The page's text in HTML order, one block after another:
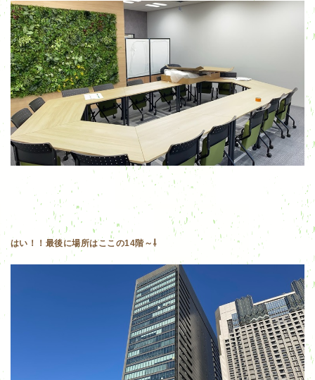
はい！！最後に場所はここの14階～⇩